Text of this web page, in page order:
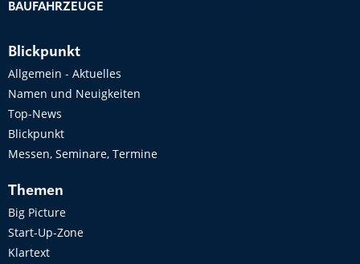
BAUFAHRZEUGE
Blickpunkt
Allgemein - Aktuelles
Namen und Neuigkeiten
Top-News
Blickpunkt
Messen, Seminare, Termine
Themen
Big Picture
Start-Up-Zone
Klartext